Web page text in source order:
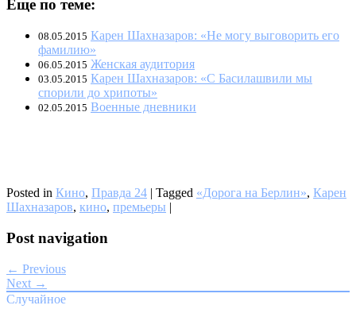
Еще по теме:
08.05.2015 Карен Шахназаров: «Не могу выговорить его
фамилию»
06.05.2015 Женская аудитория
03.05.2015 Карен Шахназаров: «С Басилашвили мы
спорили до хрипоты»
02.05.2015 Военные дневники
Posted in Кино, Правда 24 | Tagged «Дорога на Берлин», Карен
Шахназаров, кино, премьеры |
Post navigation
← Previous
Next →
Случайное